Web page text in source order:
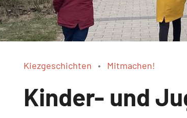
Kiezgeschichten Mitmachen!
Kinder- und